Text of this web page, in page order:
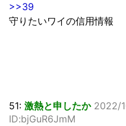
>>39
守りたいワイの信用情報
51: 激熱と申したか 2022/
ID:bjGuR6JmM